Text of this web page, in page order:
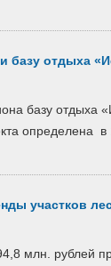
базу отдыха
базу отдыха
определена в
участков
млн. рублей